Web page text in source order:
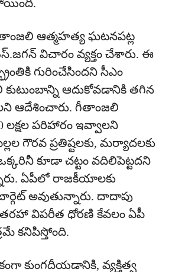
ఆత్మహత్య ఘటనపట్ల
విచారం వ్యక్తం చేశారు. ఈ
గురించేసిందని సీఎం
ఆదుకోవడానికి తగిన
ఆదేశించారు. గీతాంజలి
లక్షల పరిహారం ఇవ్వాలని
గౌరవ ప్రతిష్టలకు, మర్యాదలకు
కూడా చట్టం వదిలిపెట్టదని
ఏపీలో రాజకీయాలకు
అవుతున్నారు. దాదాపు
విపరీత ధోరణి కేవలం ఏపీ
కనిపిస్తోంది.
కుంగదీయడానికి, వ్యక్తిత్వ